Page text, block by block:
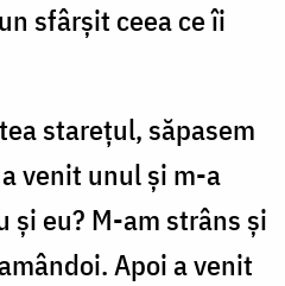
sfârșit ceea ce îi
starețul, săpasem
venit unul și m-a
eu? M-am strâns și
Apoi a venit